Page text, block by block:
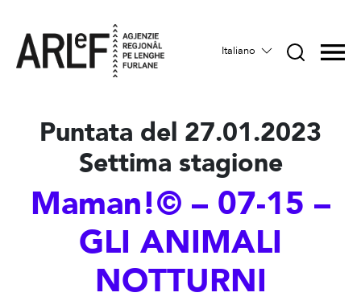
Italiano
Puntata del 27.01.2023
Settima stagione
Maman!© – 07-15 –
GLI ANIMALI
NOTTURNI